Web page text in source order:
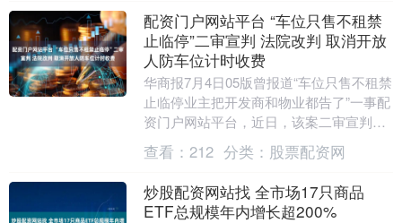
配资门户网站平台 “车位只售不租禁
止临停”二审宣判 法院改判 取消开放
人防车位计时收费
华商报7月4日05版曾报道“车位只售不租禁
止临停业主把开发商和物业都告了”一事配
资门户网站平台，近日，该案二审宣判。
西安市未央区法院一审判决万科悦府开发
商和物....
查看： 212 分类： 股票配资网
炒股配资网站找 全市场17只商品
ETF总规模年内增长超200%